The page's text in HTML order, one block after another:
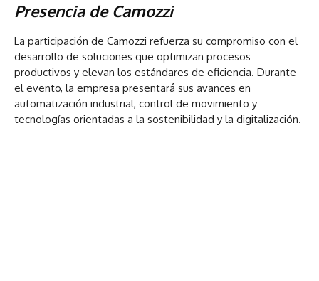
Presencia de Camozzi
La participación de Camozzi refuerza su compromiso con el
desarrollo de soluciones que optimizan procesos
productivos y elevan los estándares de eficiencia. Durante
el evento, la empresa presentará sus avances en
automatización industrial, control de movimiento y
tecnologías orientadas a la sostenibilidad y la digitalización.